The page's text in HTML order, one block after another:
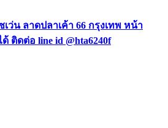
ว่น ลาดปลาเค้า 66 กรุงเทพ หน้า
ติดต่อ line id @hta6240f